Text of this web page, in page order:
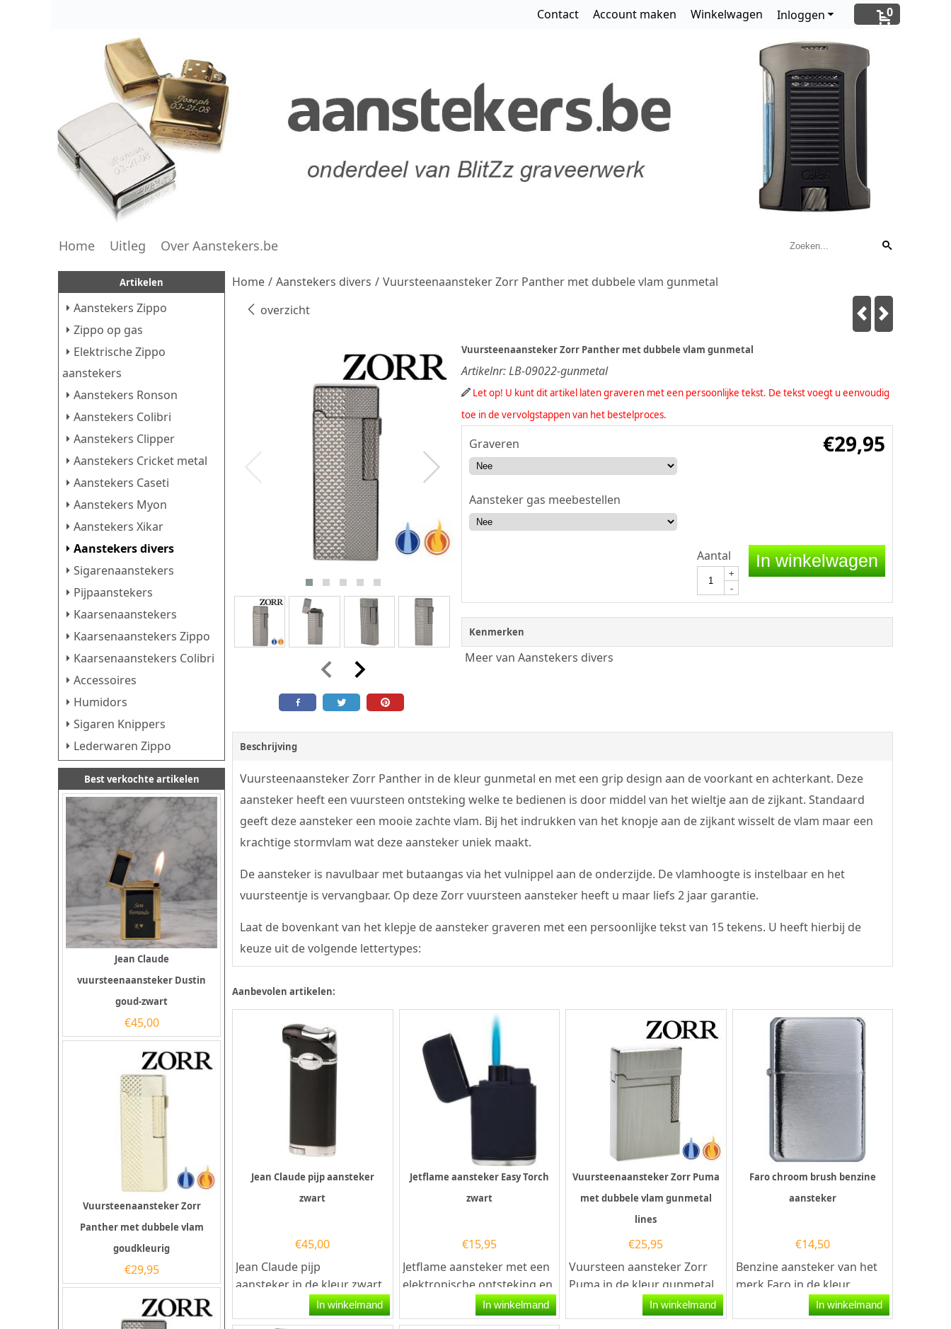
0
Inloggen
Contact Account maken Winkelwagen
Home Uitleg Over Aanstekers.be
Artikelen
Aanstekers Zippo
Zippo op gas
Elektrische Zippo
aanstekers
Aanstekers Ronson
Aanstekers Colibri
Aanstekers Clipper
Aanstekers Cricket metal
Aanstekers Caseti
Aanstekers Myon
Aanstekers Xikar
Aanstekers divers
Sigarenaanstekers
Pijpaanstekers
Kaarsenaanstekers
Kaarsenaanstekers Zippo
Kaarsenaanstekers Colibri
Accessoires
Humidors
Sigaren Knippers
Lederwaren Zippo
Best verkochte artikelen
Jean Claude
vuursteenaansteker Dustin
goud-zwart
€45,00
Vuursteenaansteker Zorr
Panther met dubbele vlam
goudkleurig
€29,95
Home / Aanstekers divers / Vuursteenaansteker Zorr Panther met dubbele vlam gunmetal
overzicht
Vuursteenaansteker Zorr Panther met dubbele vlam gunmetal
Artikelnr:LB-09022-gunmetal
Let op! U kunt dit artikel laten graveren met een persoonlijke tekst. De tekst voegt u eenvoudig
toe in de vervolgstappen van het bestelproces.
€29,95
Graveren
Aansteker gas meebestellen
Aantal
+
-
In winkelwagen
Kenmerken
Meer van Aanstekers divers
Beschrijving
Vuursteenaansteker Zorr Panther in de kleur gunmetal en met een grip design aan de voorkant en achterkant. Deze
aansteker heeft een vuursteen ontsteking welke te bedienen is door middel van het wieltje aan de zijkant. Standaard
geeft deze aansteker een mooie zachte vlam. Bij het indrukken van het knopje aan de zijkant wisselt de vlam maar een
krachtige stormvlam wat deze aansteker uniek maakt.
De aansteker is navulbaar met butaangas via het vulnippel aan de onderzijde. De vlamhoogte is instelbaar en het
vuursteentje is vervangbaar. Op deze Zorr vuursteen aansteker heeft u maar liefs 2 jaar garantie.
Laat de bovenkant van het klepje de aansteker graveren met een persoonlijke tekst van 15 tekens. U heeft hierbij de
keuze uit de volgende lettertypes:
Aanbevolen artikelen:
Jean Claude pijp aansteker
zwart
€45,00
Jean Claude pijp
aansteker in de kleur zwart
met een eenvoudige
bediening via de
In winkelmand
Jetflame aansteker Easy Torch
zwart
€15,95
Jetflame aansteker met een
elektronische ontsteking en
een zwarte rubberen
afwerking. De aansteker...
In winkelmand
Vuursteenaansteker Zorr Puma
met dubbele vlam gunmetal
lines
€25,95
Vuursteen aansteker Zorr
Puma in de kleur gunmetal
en met een gestreept
design aan de voor- en...
In winkelmand
Faro chroom brush benzine
aansteker
€14,50
Benzine aansteker van het
merk Faro in de kleur
geborsteld chroom. De
aansteker werkt op benzine
In winkelmand